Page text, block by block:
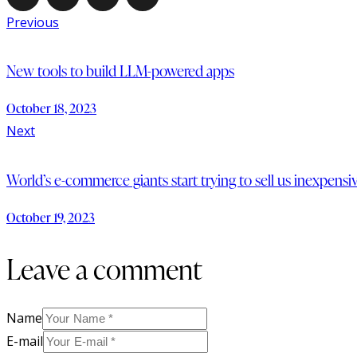
Previous
New tools to build LLM-powered apps
October 18, 2023
Next
World’s e-commerce giants start trying to sell us
October 19, 2023
Leave a comment
Name
E-mail